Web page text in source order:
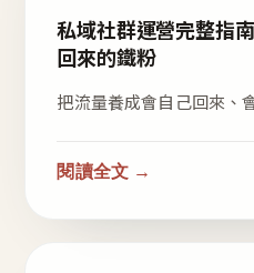
私域社群運營完整指
回來的鐵粉
把流量養成會自己回來、
閱讀全文 →